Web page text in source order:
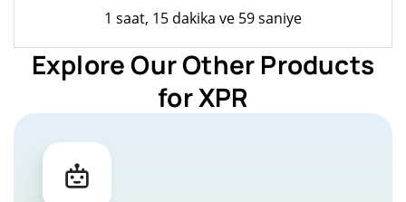
1 saat, 15 dakika ve 59 saniye
Explore Our Other Products
for XPR